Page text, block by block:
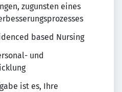
zugunsten eines
based Nursing
und
ist es, Ihre